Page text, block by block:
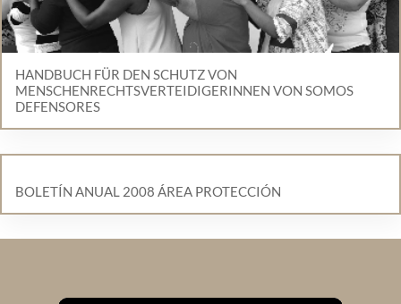
HANDBUCH FÜR DEN SCHUTZ VON
MENSCHENRECHTSVERTEIDIGERINNEN VON SOMOS
DEFENSORES
BOLETÍN ANUAL 2008 ÁREA PROTECCIÓN